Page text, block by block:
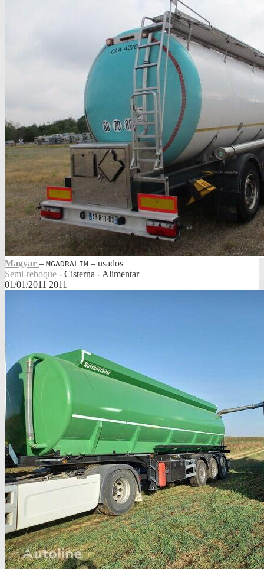
Magyar ‒ MGADRALIM ‒ usados
Semi-reboque - Cisterna - Alimentar
01/01/2011 2011